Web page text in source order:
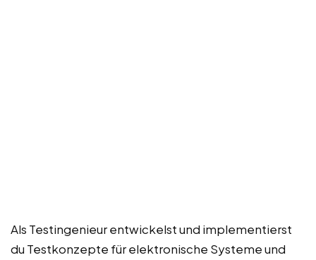
Als Testingenieur entwickelst und implementierst
du Testkonzepte für elektronische Systeme und